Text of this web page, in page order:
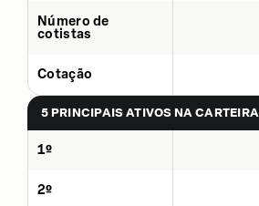
Número de
cotistas
Cotação
5 PRINCIPAIS ATIVOS NA CARTEIRA
1º
2º